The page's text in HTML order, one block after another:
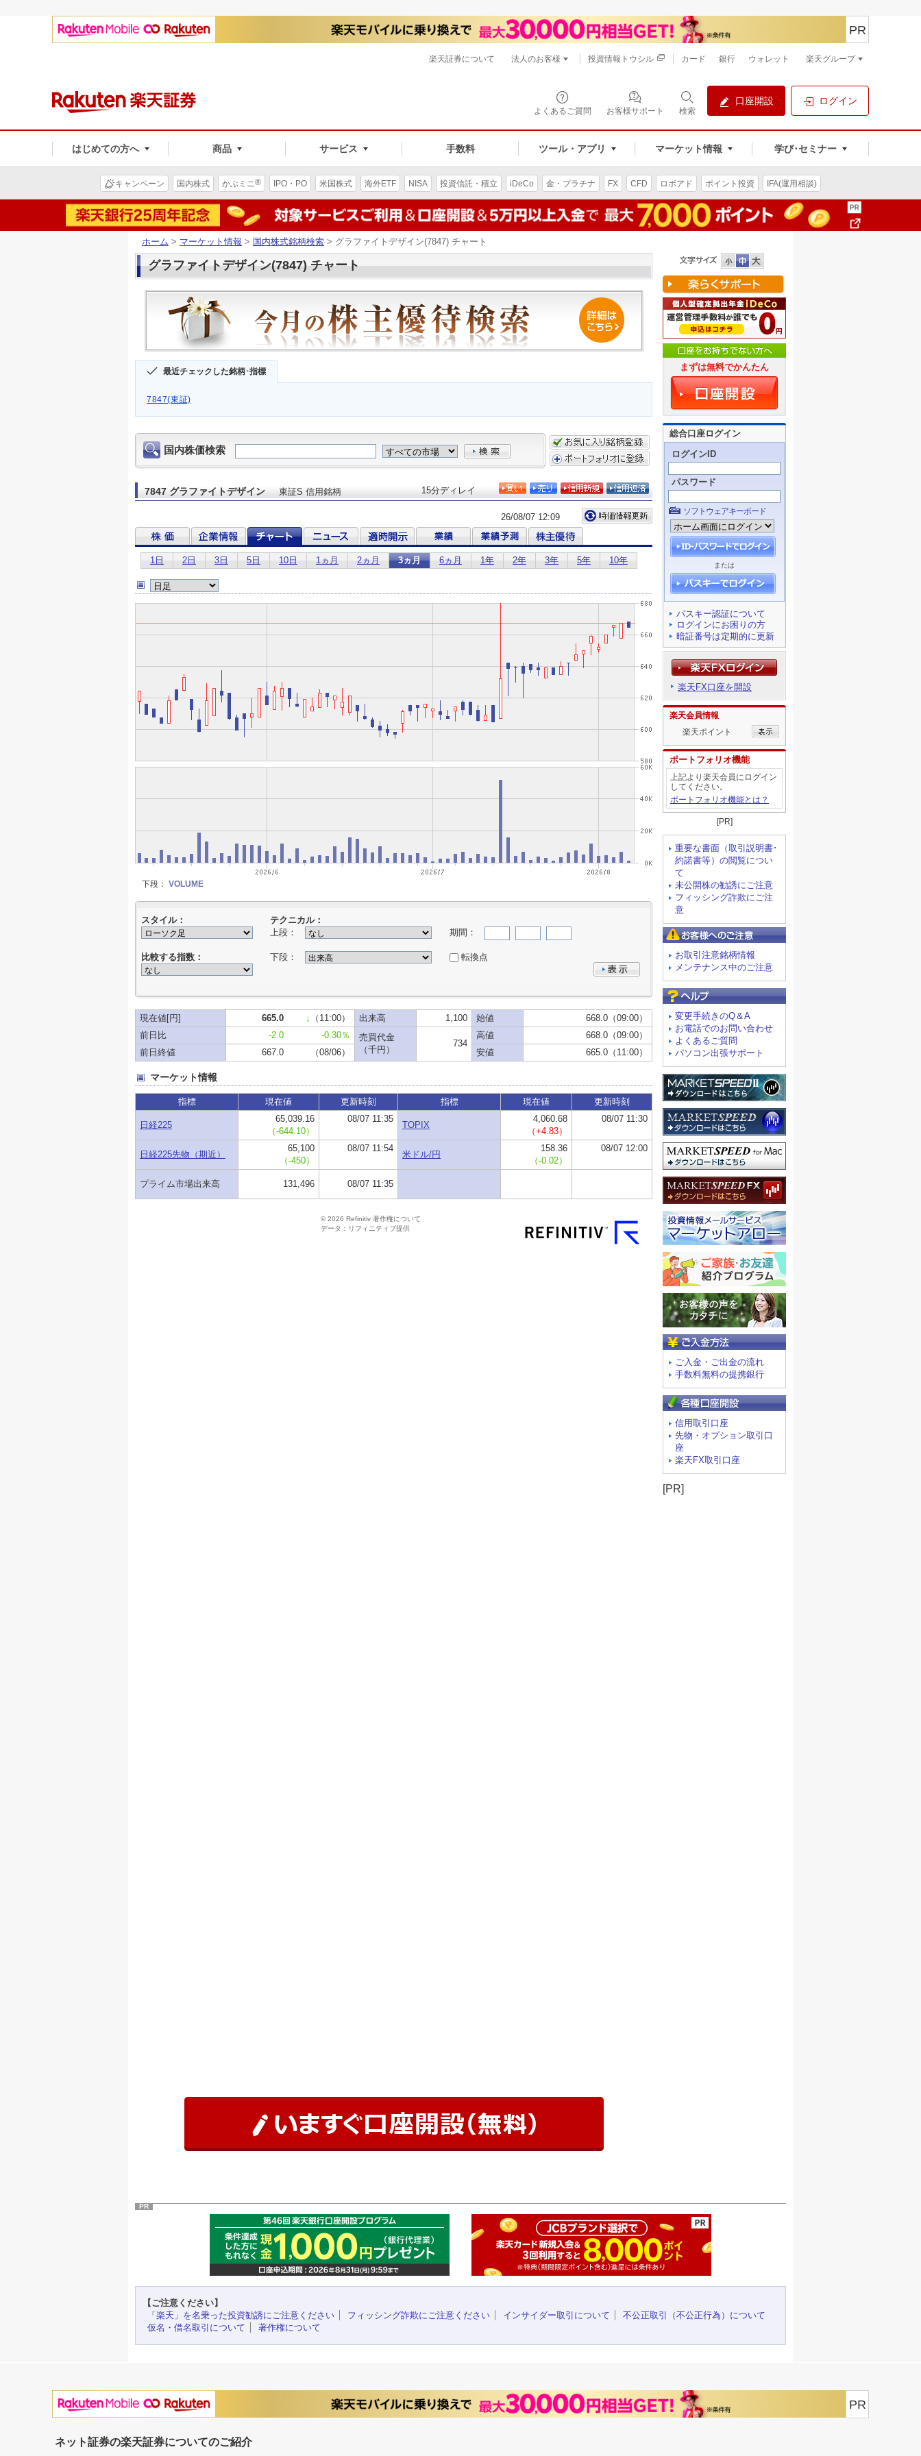
よくあるご質問 お客様サポート 検索
口座開設 ログイン
はじめての方へ 商品 サービス 手数料 ツール・アプリ マーケット情報 学び･セミナー
PR
楽天証券について 法人のお客様 投資情報トウシル カード 銀行 ウォレット 楽天グループ
キャンペーン 国内株式 かぶミニ® IPO・PO 米国株式 海外ETF NISA 投資信託・積立 iDeCo 金・プラチナ FX CFD ロボアド ポイント投資 IFA(運用相談)
ホーム > マーケット情報 > 国内株式銘柄検索 > グラファイトデザイン(7847) チャート
グラファイトデザイン(7847) チャート
最近チェックした銘柄･指標
7847(東証)
まずは無料でかんたん
総合口座ログイン
ログインID
パスワード
ソフトウェアキーボード
または
パスキー認証について
ログインにお困りの方
暗証番号は定期的に更新
楽天FX口座を開設
楽天会員情報
楽天ポイント
ポートフォリオ機能
上記より楽天会員にログイン
してください。
ポートフォリオ機能とは？
[PR]
重要な書面（取引説明書･
約諾書等）の閲覧につい
て
未公開株の勧誘にご注意
フィッシング詐欺にご注
意
お取引注意銘柄情報
メンテナンス中のご注意
変更手続きのQ＆A
お電話でのお問い合わせ
よくあるご質問
パソコン出張サポート
ご入金・ご出金の流れ
手数料無料の提携銀行
信用取引口座
先物・オプション取引口
座
楽天FX取引口座
[PR]
PR
【ご注意ください】
「楽天」を名乗った投資勧誘にご注意ください
フィッシング詐欺にご注意ください インサイダー取引について
不公正取引（不公正行為）について
仮名・借名取引について
著作権について
PR
ネット証券の楽天証券についてのご紹介